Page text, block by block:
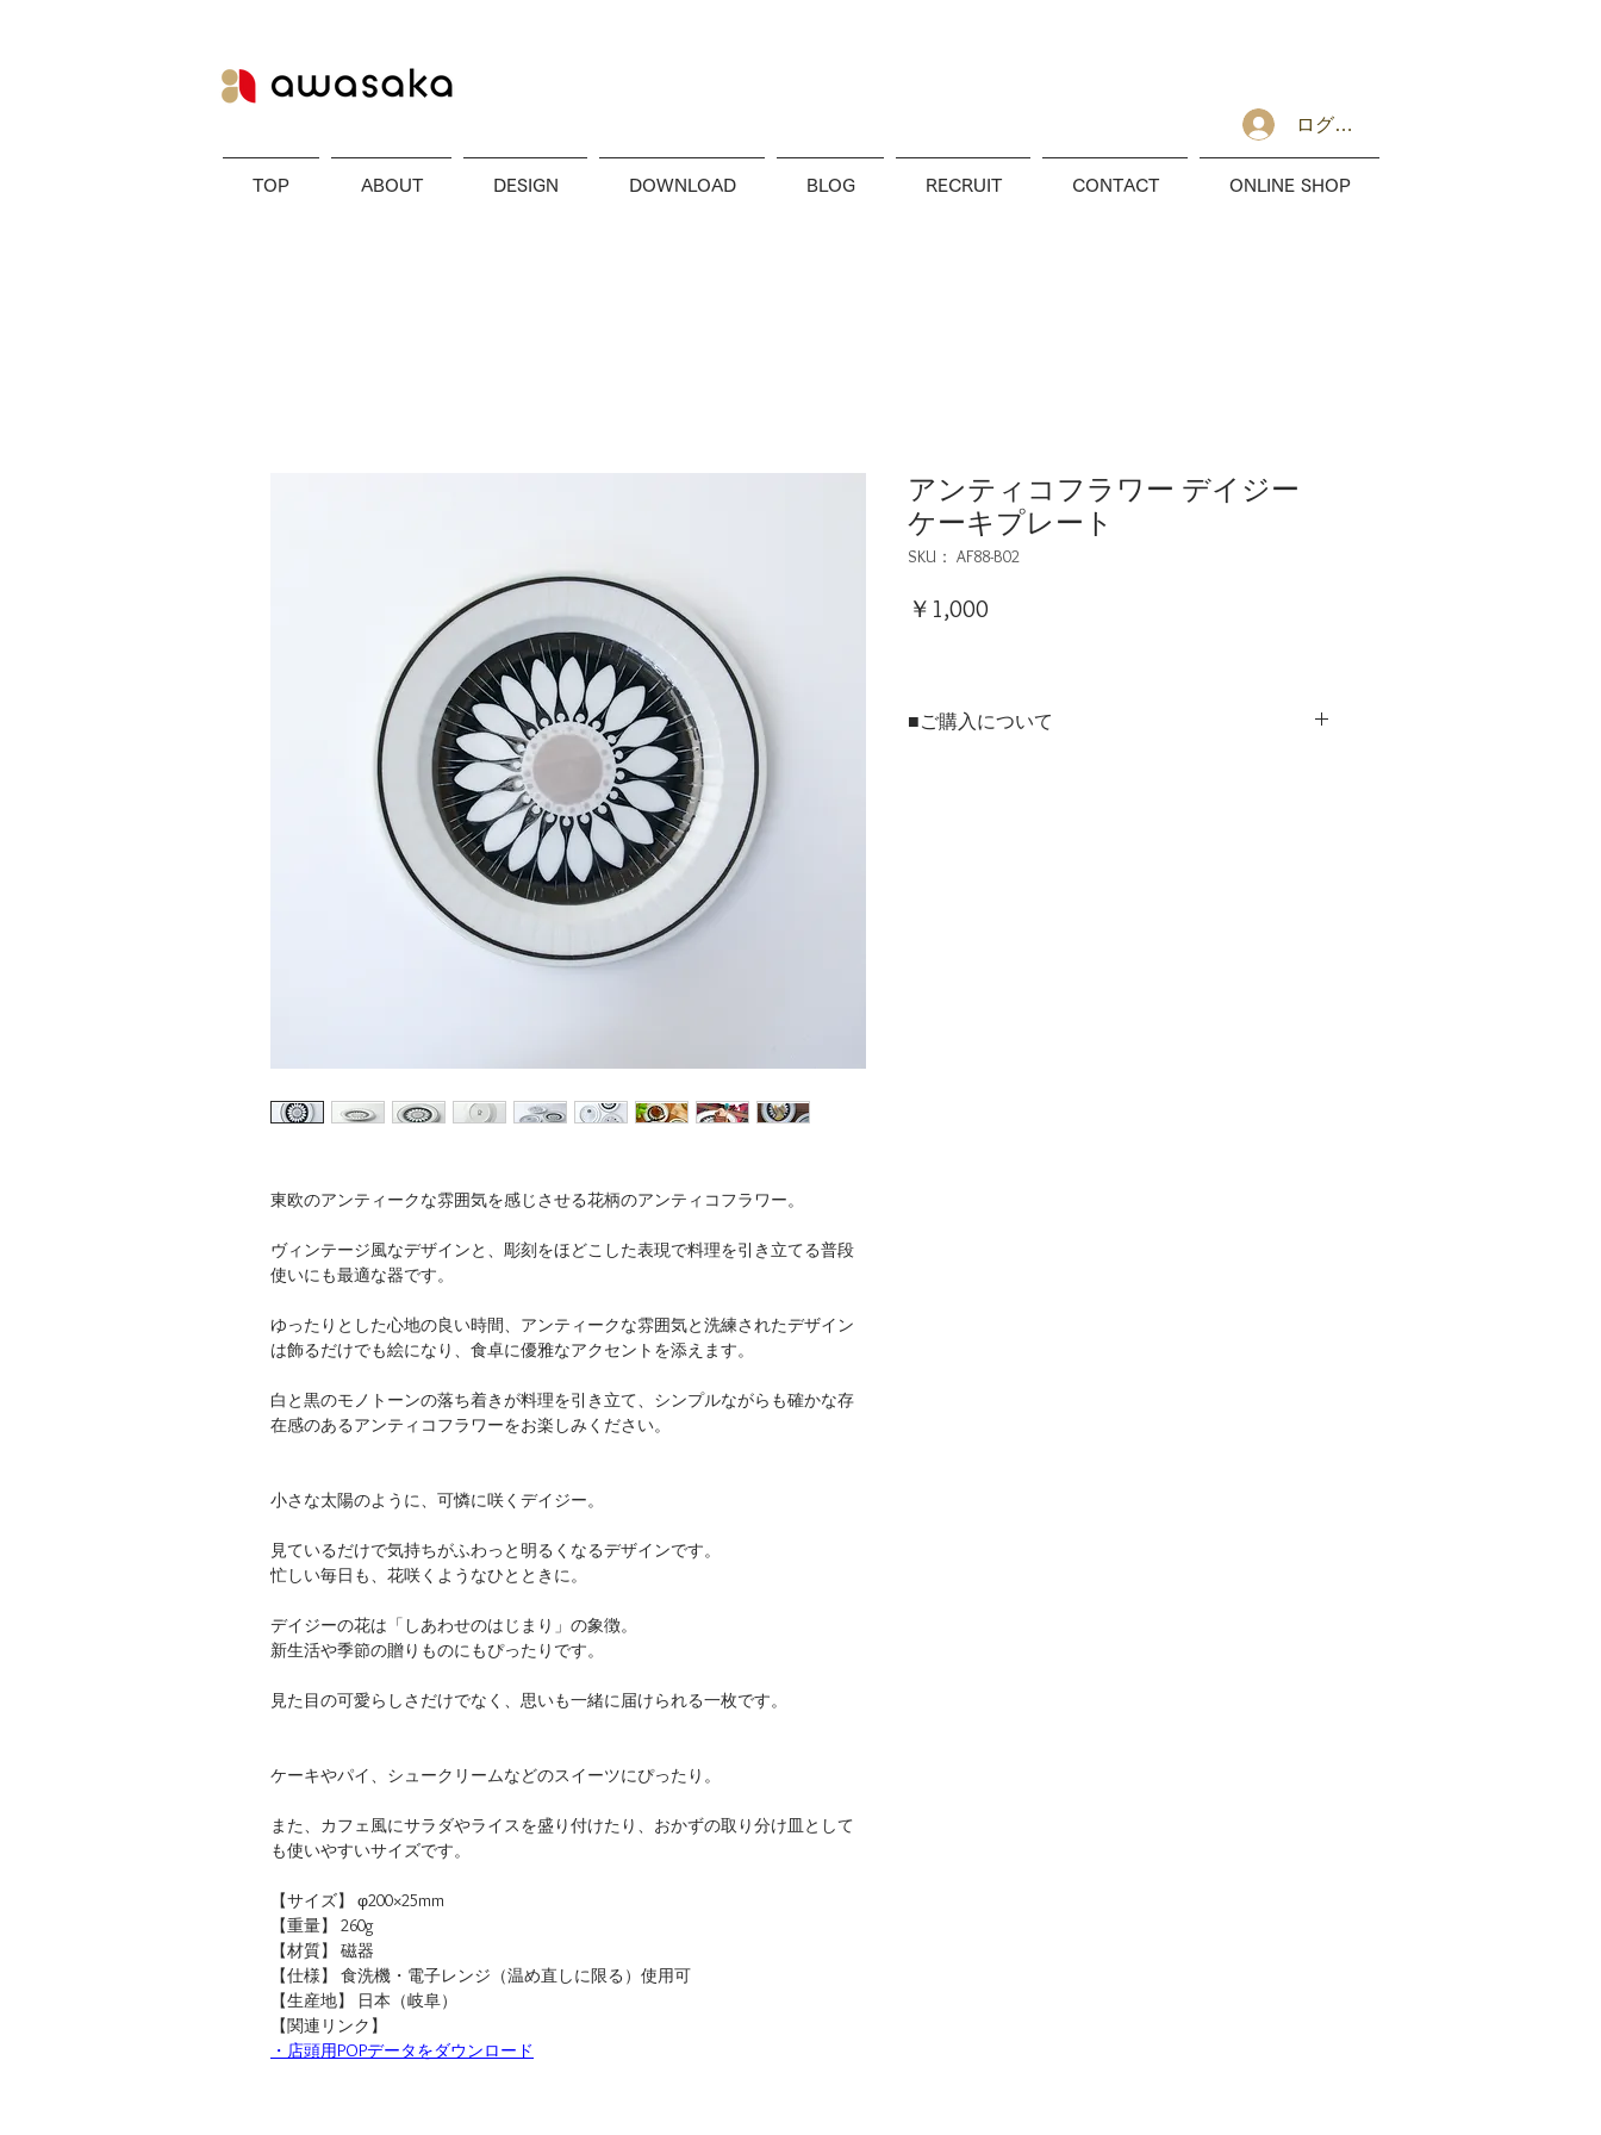
ログイン
TOP ABOUT DESIGN DOWNLOAD BLOG RECRUIT CONTACT ONLINE SHOP
東欧のアンティークな雰囲気を感じさせる花柄のアンティコフラワー。
ヴィンテージ風なデザインと、彫刻をほどこした表現で料理を引き立てる普段
使いにも最適な器です。
ゆったりとした心地の良い時間、アンティークな雰囲気と洗練されたデザイン
は飾るだけでも絵になり、食卓に優雅なアクセントを添えます。
白と黒のモノトーンの落ち着きが料理を引き立て、シンプルながらも確かな存
在感のあるアンティコフラワーをお楽しみください。
小さな太陽のように、可憐に咲くデイジー。
見ているだけで気持ちがふわっと明るくなるデザインです。
忙しい毎日も、花咲くようなひとときに。
デイジーの花は「しあわせのはじまり」の象徴。
新生活や季節の贈りものにもぴったりです。
見た目の可愛らしさだけでなく、思いも一緒に届けられる一枚です。
ケーキやパイ、シュークリームなどのスイーツにぴったり。
また、カフェ風にサラダやライスを盛り付けたり、おかずの取り分け皿として
も使いやすいサイズです。
【サイズ】 φ200×25mm
【重量】 260g
【材質】 磁器
【仕様】 食洗機・電子レンジ（温め直しに限る）使用可
【生産地】 日本（岐阜）
【関連リンク】
・店頭用POPデータをダウンロード
アンティコフラワー デイジー
ケーキプレート
SKU： AF88-B02
￥1,000
■ご購入について